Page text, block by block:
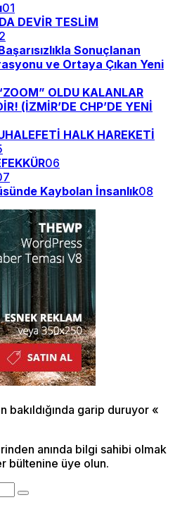
01
DEVİR TESLİM
Sonuçlanan
ve Ortaya Çıkan Yeni
OLDU KALANLAR
(İZMİR’DE CHP’DE YENİ
HALK HAREKETİ
06
Kaybolan İnsanlık08
anında bilgi sahibi olmak
bültenine üye olun.